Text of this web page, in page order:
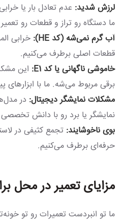
لرزش شدید: عدم تعادل بار یا
ما دستگاه رو تراز و قطعات رو
آب گرم نمی‌شه (کد HE):
خرابی
قطعات اصلی برطرف می‌کنیم.
خاموشی ناگهانی یا کد E1:
این
برقی مربوط می‌شه. ما با ابزارهای
مشکلات نمایشگر دیجیتال: در
نمایشگر یا برد رو با دانش
بوی ناخوشایند: تجمع کثیفی در
حرفه‌ای برطرف می‌کنیم.
مزایای تعمیر در محل
ما تو انبردست تعمیرات رو تو